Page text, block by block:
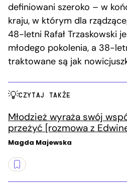
definiowani szeroko – w
kraju, w którym dla
48-letni Rafał Trzaskowski
młodego pokolenia, a 38-
traktowane są jak
CZYTAJ TAKŻE
Młodzież wyraża swój
przeżyć [rozmowa z
Magda Majewska